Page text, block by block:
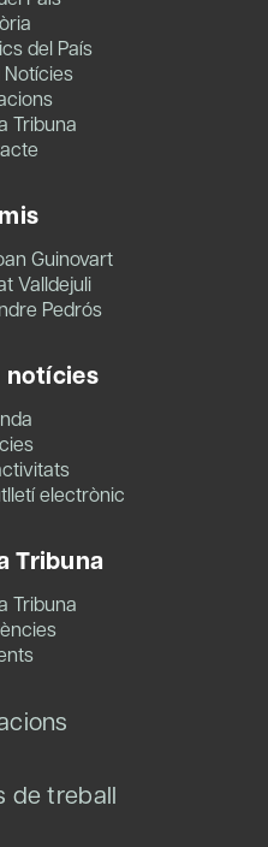
del País
Notícies
Tribuna
Guinovart
Valldejuli
Pedrós
notícies
electrònic
Tribuna
Tribuna
de treball